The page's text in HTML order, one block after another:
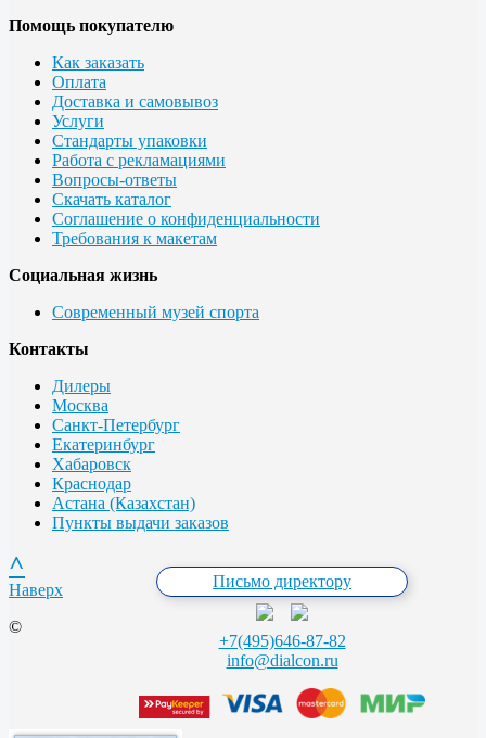
Помощь покупателю
Как заказать
Оплата
Доставка и самовывоз
Услуги
Стандарты упаковки
Работа с рекламациями
Вопросы-ответы
Скачать каталог
Соглашение о конфиденциальности
Требования к макетам
Социальная жизнь
Современный музей спорта
Контакты
Дилеры
Москва
Санкт-Петербург
Екатеринбург
Хабаровск
Краснодар
Астана (Казахстан)
Пункты выдачи заказов
Письмо директору
+7(495)646-87-82
info@dialcon.ru
^
Наверх
©